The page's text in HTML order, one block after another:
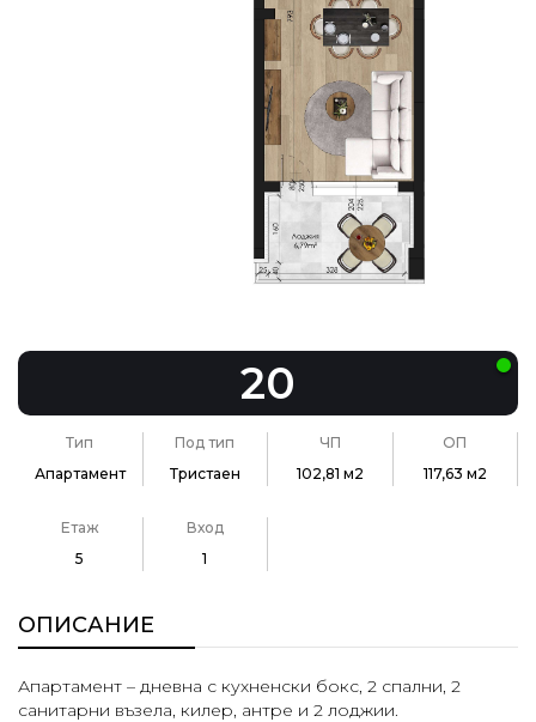
20
Тип
Апартамент
Под тип
Тристаен
ЧП
102,81 м2
ОП
117,63 м2
Етаж
5
Вход
1
ОПИСАНИЕ
Апартамент – дневна с кухненски бокс, 2 спални, 2
санитарни възела, килер, антре и 2 лоджии.